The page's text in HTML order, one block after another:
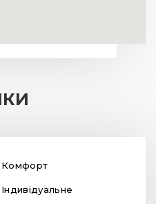
Комфорт
Індивідуальне